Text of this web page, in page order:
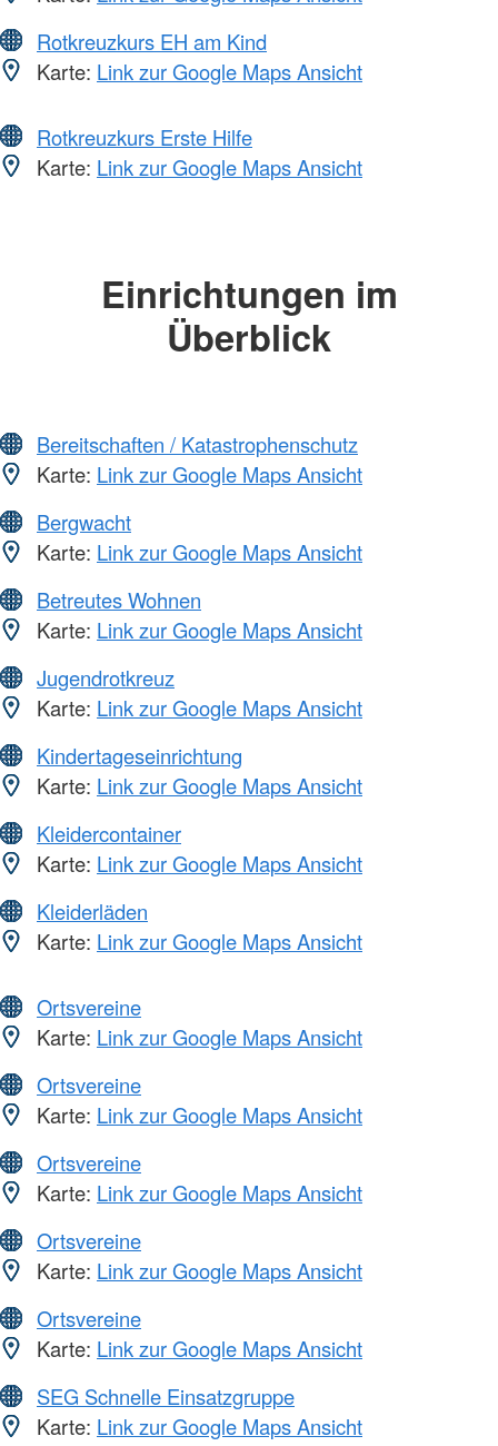
Rotkreuzkurs EH am Kind
Karte: Link zur Google Maps Ansicht
Rotkreuzkurs Erste Hilfe
Karte: Link zur Google Maps Ansicht
Einrichtungen im
Überblick
Bereitschaften / Katastrophenschutz
Karte: Link zur Google Maps Ansicht
Bergwacht
Karte: Link zur Google Maps Ansicht
Betreutes Wohnen
Karte: Link zur Google Maps Ansicht
Jugendrotkreuz
Karte: Link zur Google Maps Ansicht
Kindertageseinrichtung
Karte: Link zur Google Maps Ansicht
Kleidercontainer
Karte: Link zur Google Maps Ansicht
Kleiderläden
Karte: Link zur Google Maps Ansicht
Ortsvereine
Karte: Link zur Google Maps Ansicht
Ortsvereine
Karte: Link zur Google Maps Ansicht
Ortsvereine
Karte: Link zur Google Maps Ansicht
Ortsvereine
Karte: Link zur Google Maps Ansicht
Ortsvereine
Karte: Link zur Google Maps Ansicht
SEG Schnelle Einsatzgruppe
Karte: Link zur Google Maps Ansicht